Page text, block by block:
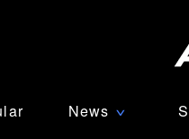
News ∨